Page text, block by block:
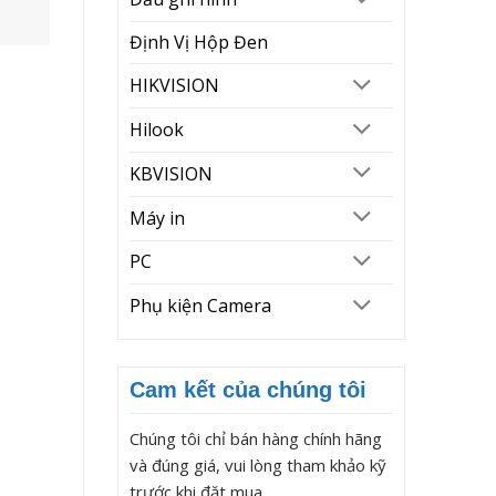
Định Vị Hộp Đen
HIKVISION
Hilook
KBVISION
Máy in
PC
Phụ kiện Camera
Cam kết của chúng tôi
Chúng tôi chỉ bán hàng chính hãng
và đúng giá, vui lòng tham khảo kỹ